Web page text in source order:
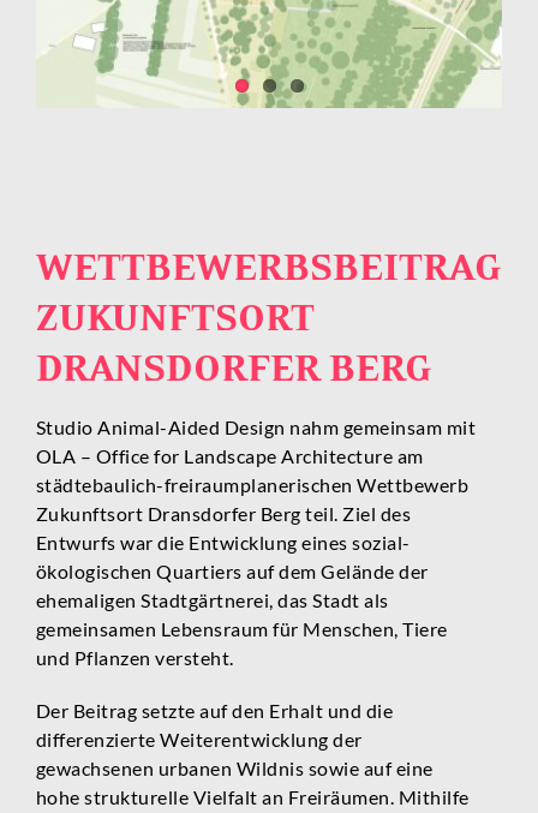
WETTBEWERBSBEITRAG
ZUKUNFTSORT
DRANSDORFER BERG
Studio Animal-Aided Design nahm gemeinsam mit
OLA – Office for Landscape Architecture am
städtebaulich-freiraumplanerischen Wettbewerb
Zukunftsort Dransdorfer Berg teil. Ziel des
Entwurfs war die Entwicklung eines sozial-
ökologischen Quartiers auf dem Gelände der
ehemaligen Stadtgärtnerei, das Stadt als
gemeinsamen Lebensraum für Menschen, Tiere
und Pflanzen versteht.
Der Beitrag setzte auf den Erhalt und die
differenzierte Weiterentwicklung der
gewachsenen urbanen Wildnis sowie auf eine
hohe strukturelle Vielfalt an Freiräumen. Mithilfe